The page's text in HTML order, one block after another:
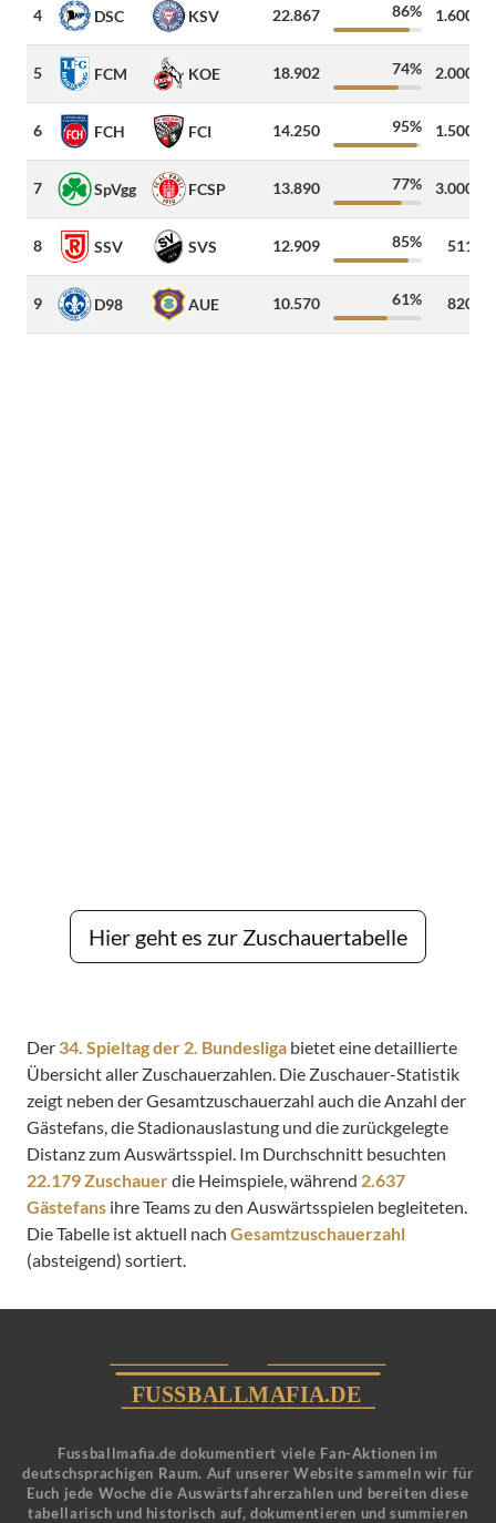
4 DSC KSV 22.867 86% 1.600
5 FCM KOE 18.902 74% 2.000
6 FCH FCI 14.250 95% 1.500
7 SpVgg FCSP 13.890 77% 3.000
8 SSV SVS 12.909 85% 511
9 D98 AUE 10.570 61% 820
Hier geht es zur Zuschauertabelle
Der 34. Spieltag der 2. Bundesliga bietet eine detaillierte
Übersicht aller Zuschauerzahlen. Die Zuschauer-Statistik
zeigt neben der Gesamtzuschauerzahl auch die Anzahl der
Gästefans, die Stadionauslastung und die zurückgelegte
Distanz zum Auswärtsspiel. Im Durchschnitt besuchten
22.179 Zuschauerdie Heimspiele, während 2.637
Gästefans ihre Teams zu den Auswärtsspielen begleiteten.
Die Tabelle ist aktuell nach Gesamtzuschauerzahl
(absteigend) sortiert.
Fussballmafia.de dokumentiert viele Fan-Aktionen im
deutschsprachigen Raum. Auf unserer Website sammeln wir für
Euch jede Woche die Auswärtsfahrerzahlen und bereiten diese
tabellarisch und historisch auf, dokumentieren und summieren